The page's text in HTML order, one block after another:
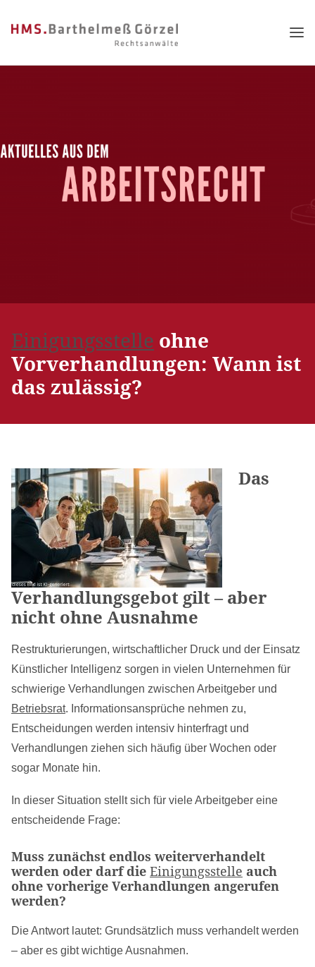
Einigungsstelle ohne
Vorverhandlungen: Wann ist
das zulässig?
Das
Verhandlungsgebot gilt – aber
nicht ohne Ausnahme
Restrukturierungen, wirtschaftlicher Druck und der Einsatz
Künstlicher Intelligenz sorgen in vielen Unternehmen für
schwierige Verhandlungen zwischen Arbeitgeber und
Betriebsrat. Informationsansprüche nehmen zu,
Entscheidungen werden intensiv hinterfragt und
Verhandlungen ziehen sich häufig über Wochen oder
sogar Monate hin.
In dieser Situation stellt sich für viele Arbeitgeber eine
entscheidende Frage:
Muss zunächst endlos weiterverhandelt
werden oder darf die Einigungsstelle auch
ohne vorherige Verhandlungen angerufen
werden?
Die Antwort lautet: Grundsätzlich muss verhandelt werden
– aber es gibt wichtige Ausnahmen.